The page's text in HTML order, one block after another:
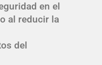
en el
al reducir la
del